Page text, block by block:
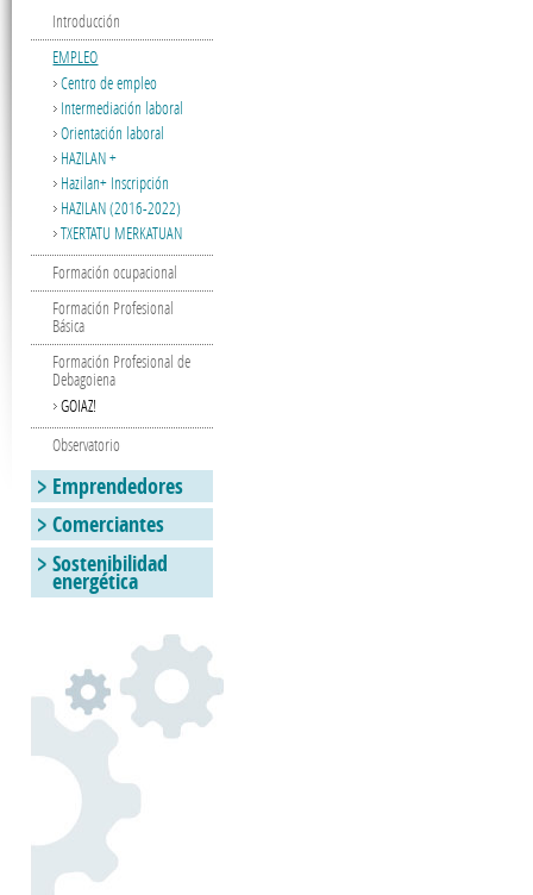
Introducción
EMPLEO
Centro de empleo
Intermediación laboral
Orientación laboral
HAZILAN +
Hazilan+ Inscripción
HAZILAN (2016-2022)
TXERTATU MERKATUAN
Formación ocupacional
Formación Profesional
Básica
Formación Profesional de
Debagoiena
GOIAZ!
Observatorio
Emprendedores
Comerciantes
Sostenibilidad
energética